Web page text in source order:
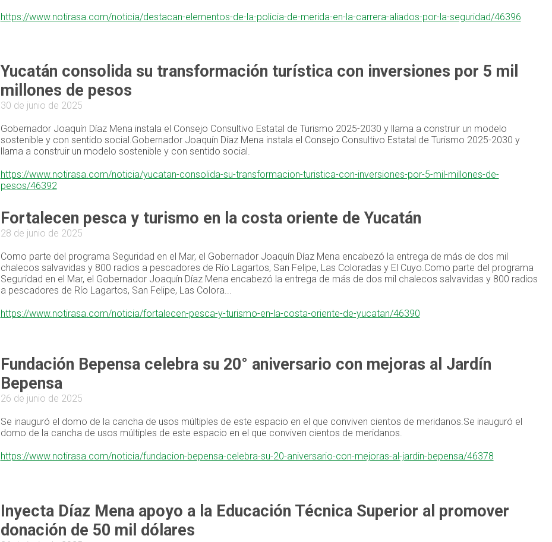
https://www.notirasa.com/noticia/destacan-elementos-de-la-policia-de-merida-en-la-carrera-aliados-por-la-seguridad/46396
Yucatán consolida su transformación turística con inversiones por 5 mil
millones de pesos
30 de junio de 2025
Gobernador Joaquín Díaz Mena instala el Consejo Consultivo Estatal de Turismo 2025-2030 y llama a construir un modelo
sostenible y con sentido social.Gobernador Joaquín Díaz Mena instala el Consejo Consultivo Estatal de Turismo 2025-2030 y
llama a construir un modelo sostenible y con sentido social.
https://www.notirasa.com/noticia/yucatan-consolida-su-transformacion-turistica-con-inversiones-por-5-mil-millones-de-
pesos/46392
Fortalecen pesca y turismo en la costa oriente de Yucatán
28 de junio de 2025
Como parte del programa Seguridad en el Mar, el Gobernador Joaquín Díaz Mena encabezó la entrega de más de dos mil
chalecos salvavidas y 800 radios a pescadores de Río Lagartos, San Felipe, Las Coloradas y El Cuyo.Como parte del programa
Seguridad en el Mar, el Gobernador Joaquín Díaz Mena encabezó la entrega de más de dos mil chalecos salvavidas y 800 radios
a pescadores de Río Lagartos, San Felipe, Las Colora...
https://www.notirasa.com/noticia/fortalecen-pesca-y-turismo-en-la-costa-oriente-de-yucatan/46390
Fundación Bepensa celebra su 20° aniversario con mejoras al Jardín
Bepensa
26 de junio de 2025
Se inauguró el domo de la cancha de usos múltiples de este espacio en el que conviven cientos de meridanos.Se inauguró el
domo de la cancha de usos múltiples de este espacio en el que conviven cientos de meridanos.
https://www.notirasa.com/noticia/fundacion-bepensa-celebra-su-20-aniversario-con-mejoras-al-jardin-bepensa/46378
Inyecta Díaz Mena apoyo a la Educación Técnica Superior al promover
donación de 50 mil dólares